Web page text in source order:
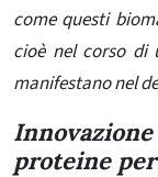
come questi
cioè nel corso di
manifestano nel
proteine